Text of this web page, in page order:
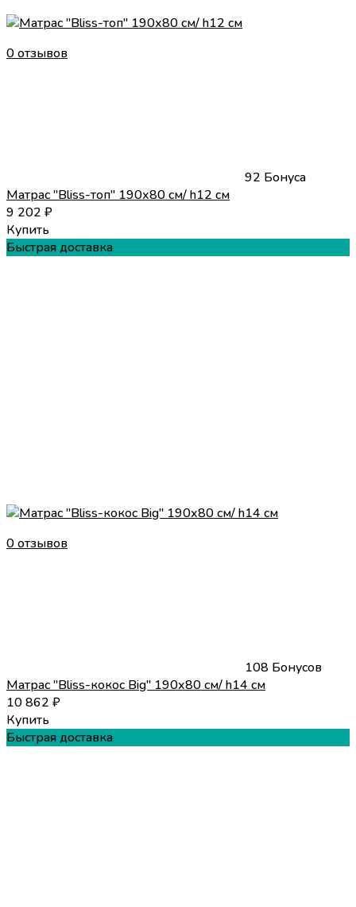
0 отзывов
92 Бонуса
Матрас "Bliss-топ" 190х80 см/ h12 см
9 202 ₽
Купить
Быстрая доставка
0 отзывов
108 Бонусов
Матрас "Bliss-кокос Big" 190х80 см/ h14 см
10 862 ₽
Купить
Быстрая доставка